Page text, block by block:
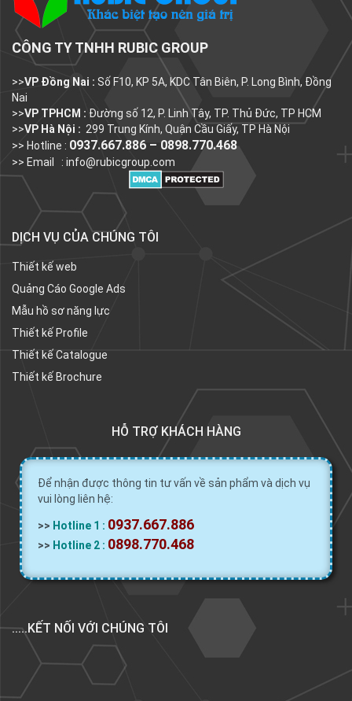
CÔNG TY TNHH RUBIC GROUP
>>VP Đồng Nai : Số F10, KP 5A, KDC Tân Biên, P. Long Bình, Đồng
Nai
>>VP TPHCM : Đường số 12, P. Linh Tây, TP. Thủ Đức, TP HCM
>>VP Hà Nội : 299 Trung Kính, Quận Cầu Giấy, TP Hà Nội
>> Hotline : 0937.667.886 – 0898.770.468
>> Email : info@rubicgroup.com
DỊCH VỤ CỦA CHÚNG TÔI
Thiết kế web
Quảng Cáo Google Ads
Mẫu hồ sơ năng lực
Thiết kế Profile
Thiết kế Catalogue
Thiết kế Brochure
HỖ TRỢ KHÁCH HÀNG
Để nhận được thông tin tư vấn về sản phẩm và dịch vụ
vui lòng liên hệ:
>> Hotline 1 : 0937.667.886
>> Hotline 2 : 0898.770.468
.....KẾT NỐI VỚI CHÚNG TÔI